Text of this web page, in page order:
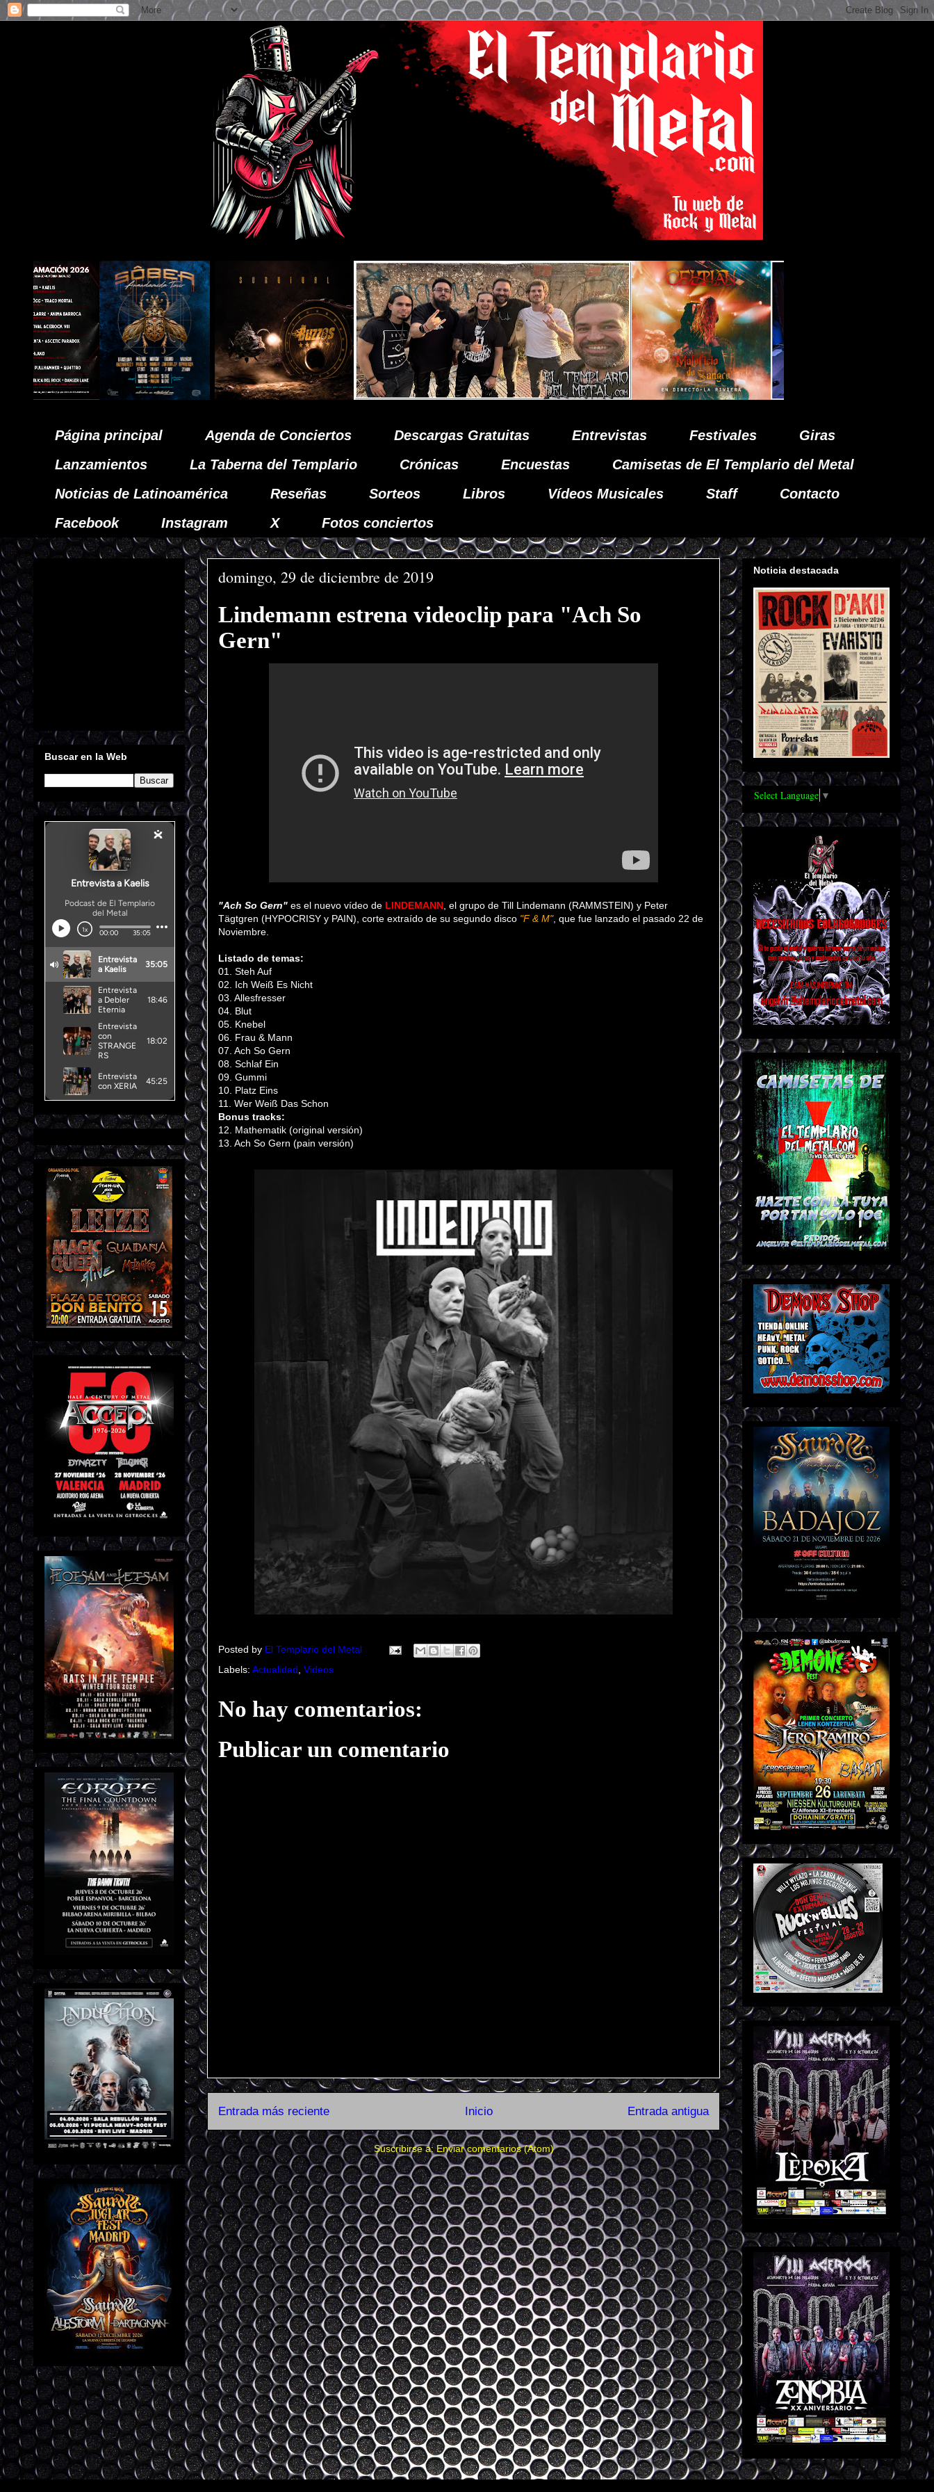
Página principal Agenda de Conciertos Descargas Gratuitas Entrevistas Festivales
Giras
Lanzamientos
La Taberna del Templario Crónicas Encuestas
Camisetas de El Templario del Metal
Noticias de Latinoamérica
Reseñas Sorteos Libros Vídeos Musicales Staff
Contacto
Facebook
Instagram X Fotos conciertos
domingo, 29 de diciembre de 2019
Lindemann estrena videoclip para "Ach So
Gern"
"Ach So Gern" es el nuevo vídeo de LINDEMANN , el grupo de Till Lindemann (RAMMSTEIN) y Peter
Tägtgren (HYPOCRISY y PAIN), corte extraído de su segundo disco "F & M", que fue lanzado el pasado 22 de
Noviembre.
Listado de temas:
01. Steh Auf
02. Ich Weiß Es Nicht
03. Allesfresser
04. Blut
05. Knebel
06. Frau & Mann
07. Ach So Gern
08. Schlaf Ein
09. Gummi
10. Platz Eins
11. Wer Weiß Das Schon
Bonus tracks:
12. Mathematik (original versión)
13. Ach So Gern (pain versión)
Posted by El Templario del Metal
Labels: Actualidad Videos
No hay comentarios:
Publicar un comentario
Entrada más reciente Entrada antigua
Inicio
Suscribirse a:Enviar comentarios (Atom)
Buscar en la Web
Noticia destacada
Select Language ▼